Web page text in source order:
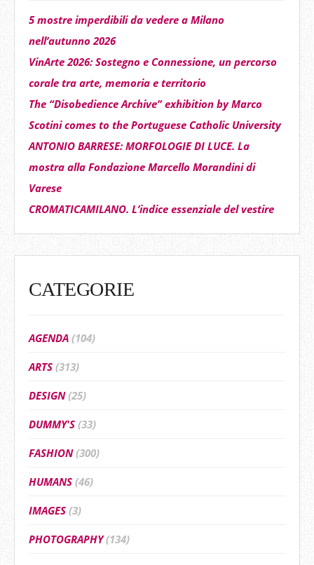
5 mostre imperdibili da vedere a Milano
nell’autunno 2026
VinArte 2026: Sostegno e Connessione, un percorso
corale tra arte, memoria e territorio
The “Disobedience Archive” exhibition by Marco
Scotini comes to the Portuguese Catholic University
ANTONIO BARRESE: MORFOLOGIE DI LUCE. La
mostra alla Fondazione Marcello Morandini di
Varese
CROMATICAMILANO. L’indice essenziale del vestire
CATEGORIE
AGENDA (104)
ARTS (313)
DESIGN(25)
DUMMY'S (33)
FASHION(300)
HUMANS (46)
IMAGES (3)
PHOTOGRAPHY(134)